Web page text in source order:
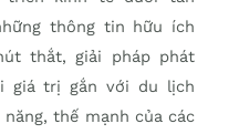
thông tin hữu ích
thắt, giải pháp phát
giá trị gắn với du lịch
thế mạnh của các